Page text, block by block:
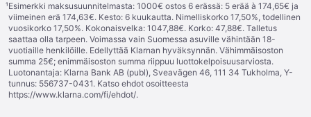
¹Esimerkki maksusuunnitelmasta: 1000€ ostos 6 erässä: 5 erää à 174,65€ ja
viimeinen erä 174,63€. Kesto: 6 kuukautta. Nimelliskorko 17,50%, todellinen
vuosikorko 17,50%. Kokonaisvelka: 1047,88€. Korko: 47,88€. Talletus
saattaa olla tarpeen. Voimassa vain Suomessa asuville vähintään 18-
vuotiaille henkilöille. Edellyttää Klarnan hyväksynnän. Vähimmäisoston
summa 25€; enimmäisoston summa riippuu luottokelpoisuusarviosta.
Luotonantaja: Klarna Bank AB (publ), Sveavägen 46, 111 34 Tukholma, Y-
tunnus: 556737-0431. Katso ehdot osoitteesta
https://www.klarna.com/fi/ehdot/.